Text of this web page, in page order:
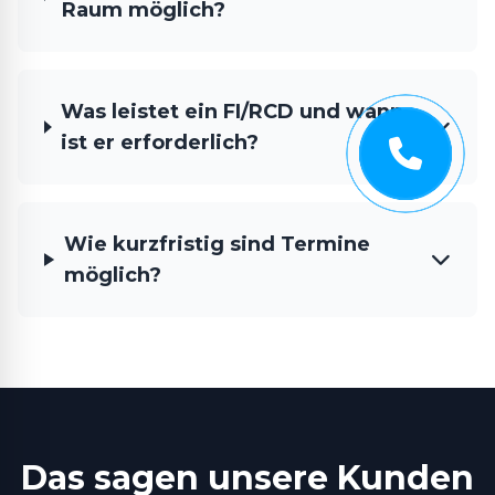
Raum möglich?
Was leistet ein FI/RCD und wann
ist er erforderlich?
Wie kurzfristig sind Termine
möglich?
Das sagen unsere Kunden